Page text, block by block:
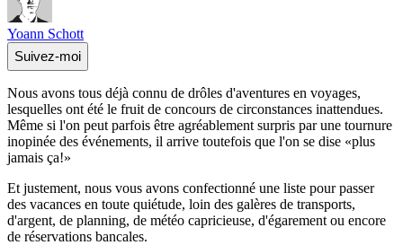
Yoann Schott
Suivez-moi
Nous avons tous déjà connu de drôles d'aventures en voyages,
lesquelles ont été le fruit de concours de circonstances inattendues.
Même si l'on peut parfois être agréablement surpris par une tournure
inopinée des événements, il arrive toutefois que l'on se dise «plus
jamais ça!»
Et justement, nous vous avons confectionné une liste pour passer
des vacances en toute quiétude, loin des galères de transports,
d'argent, de planning, de météo capricieuse, d'égarement ou encore
de réservations bancales.